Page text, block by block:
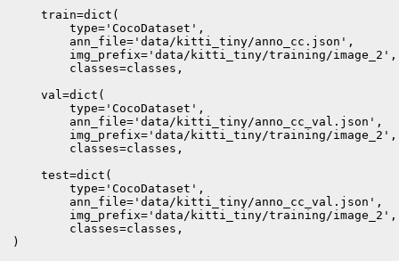
    train=dict(
        type='CocoDataset',
        ann_file='data/kitti_tiny/anno_cc.json',
img_prefix='data/kitti_tiny/training/
        classes=classes,
    val=dict(
        type='CocoDataset',
        ann_file='data/kitti_tiny/anno_cc_val.json',
        img_prefix='data/kitti_tiny/training/image_2',
        classes=classes,
    test=dict(
        type='CocoDataset',
        ann_file='data/kitti_tiny/anno_cc_val.json',
        img_prefix='data/kitti_tiny/training/image_2',
        classes=classes,
)